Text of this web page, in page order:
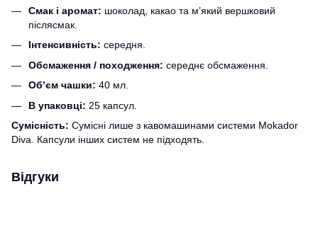
Смак і аромат: шоколад, какао та м’який вершковий
післясмак.
Інтенсивність: середня.
Обсмаження / походження: середнє обсмаження.
Об’єм чашки: 40 мл.
В упаковці: 25 капсул.
Сумісність: Сумісні лише з кавомашинами системи Mokador
Diva. Капсули інших систем не підходять.
Відгуки